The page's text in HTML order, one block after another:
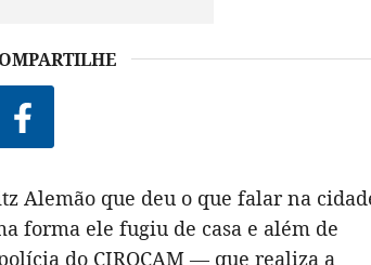
Alemão que deu o que falar na
forma ele fugiu de casa e além de
do CIROCAM — que realiza a